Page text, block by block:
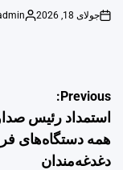
on
جولای 18, 2026
Posted
راهبری
نوشته
Previous:
استمداد رئیس
همه دستگاه‌های
دغدغه‌مندان